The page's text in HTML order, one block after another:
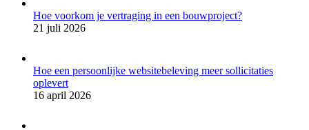
Hoe voorkom je vertraging in een bouwproject?
21 juli 2026
Hoe een persoonlijke websitebeleving meer sollicitaties
oplevert
16 april 2026